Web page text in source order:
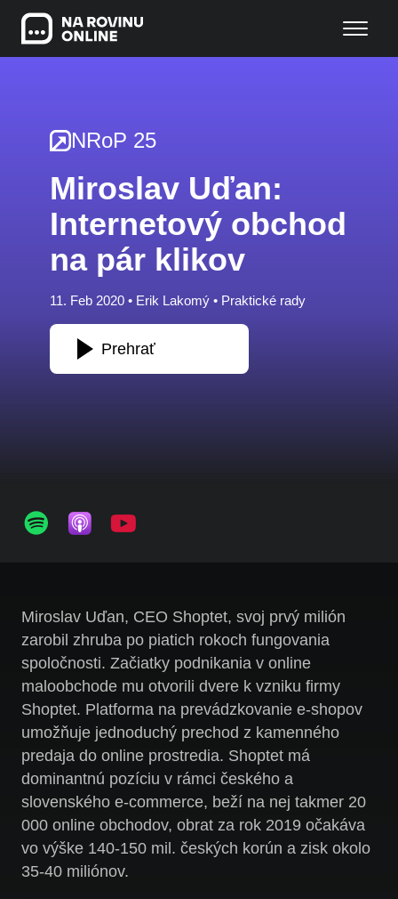
NRoP 25
Miroslav Uďan:
Internetový obchod
na pár klikov
11. Feb 2020 • Erik Lakomý • Praktické rady
Prehrať
Miroslav Uďan, CEO Shoptet, svoj prvý milión
zarobil zhruba po piatich rokoch fungovania
spoločnosti. Začiatky podnikania v online
maloobchode mu otvorili dvere k vzniku firmy
Shoptet. Platforma na prevádzkovanie e-shopov
umožňuje jednoduchý prechod z kamenného
predaja do online prostredia. Shoptet má
dominantnú pozíciu v rámci českého a
slovenského e-commerce, beží na nej takmer 20
000 online obchodov, obrat za rok 2019 očakáva
vo výške 140-150 mil. českých korún a zisk okolo
35-40 miliónov.